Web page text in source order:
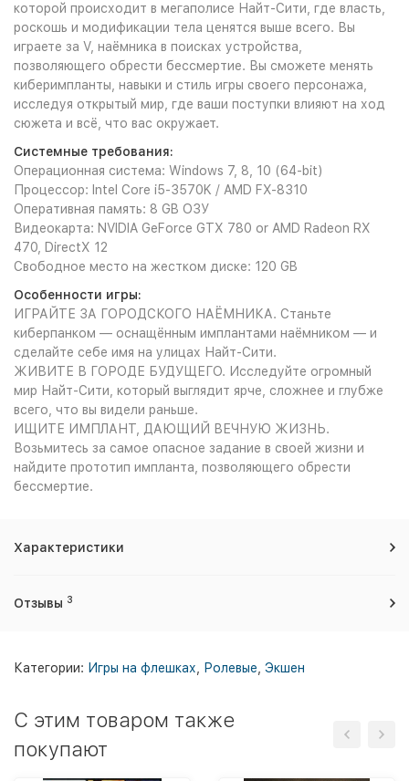
которой происходит в мегаполисе Найт-Сити, где власть,
роскошь и модификации тела ценятся выше всего. Вы
играете за V, наёмника в поисках устройства,
позволяющего обрести бессмертие. Вы сможете менять
киберимпланты, навыки и стиль игры своего персонажа,
исследуя открытый мир, где ваши поступки влияют на ход
сюжета и всё, что вас окружает.
Системные требования:
Операционная система: Windows 7, 8, 10 (64-bit)
Процессор: Intel Core i5-3570K / AMD FX-8310
Оперативная память: 8 GB ОЗУ
Видеокарта: NVIDIA GeForce GTX 780 or AMD Radeon RX
470, DirectX 12
Свободное место на жестком диске: 120 GB
Особенности игры:
ИГРАЙТЕ ЗА ГОРОДСКОГО НАЁМНИКА. Станьте
киберпанком — оснащённым имплантами наёмником — и
сделайте себе имя на улицах Найт-Сити.
ЖИВИТЕ В ГОРОДЕ БУДУЩЕГО. Исследуйте огромный
мир Найт-Сити, который выглядит ярче, сложнее и глубже
всего, что вы видели раньше.
ИЩИТЕ ИМПЛАНТ, ДАЮЩИЙ ВЕЧНУЮ ЖИЗНЬ.
Возьмитесь за самое опасное задание в своей жизни и
найдите прототип импланта, позволяющего обрести
бессмертие.
Характеристики
Отзывы 3
Категории: Игры на флешках Ролевые Экшен
C этим товаром также
покупают